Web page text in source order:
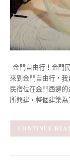
金門自由行！金門
來到金門自由行，
民宿位在金門西邊
所興建，整個建築
CONTINUE